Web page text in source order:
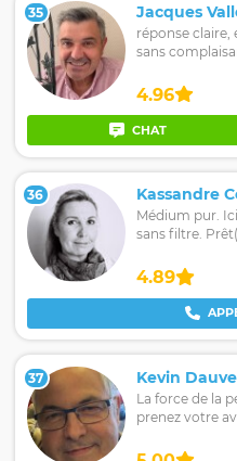
35 Jacques
réponse claire,
sans
4.96
CHAT
36 Kassandre
Médium pur.
sans filtre.
4.89
37 Kevin
La force de la
prenez votre